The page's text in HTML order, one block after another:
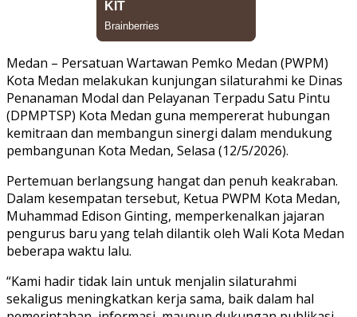
Medan – Persatuan Wartawan Pemko Medan (PWPM)
Kota Medan melakukan kunjungan silaturahmi ke Dinas
Penanaman Modal dan Pelayanan Terpadu Satu Pintu
(DPMPTSP) Kota Medan guna mempererat hubungan
kemitraan dan membangun sinergi dalam mendukung
pembangunan Kota Medan, Selasa (12/5/2026).
Pertemuan berlangsung hangat dan penuh keakraban.
Dalam kesempatan tersebut, Ketua PWPM Kota Medan,
Muhammad Edison Ginting, memperkenalkan jajaran
pengurus baru yang telah dilantik oleh Wali Kota Medan
beberapa waktu lalu.
“Kami hadir tidak lain untuk menjalin silaturahmi
sekaligus meningkatkan kerja sama, baik dalam hal